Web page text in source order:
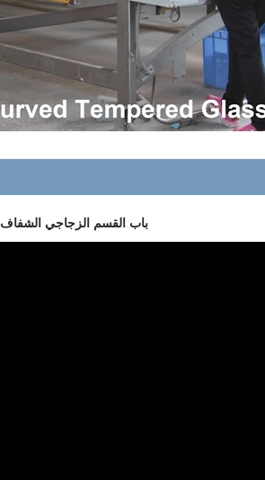
باب القسم الزجاجي الشفاف